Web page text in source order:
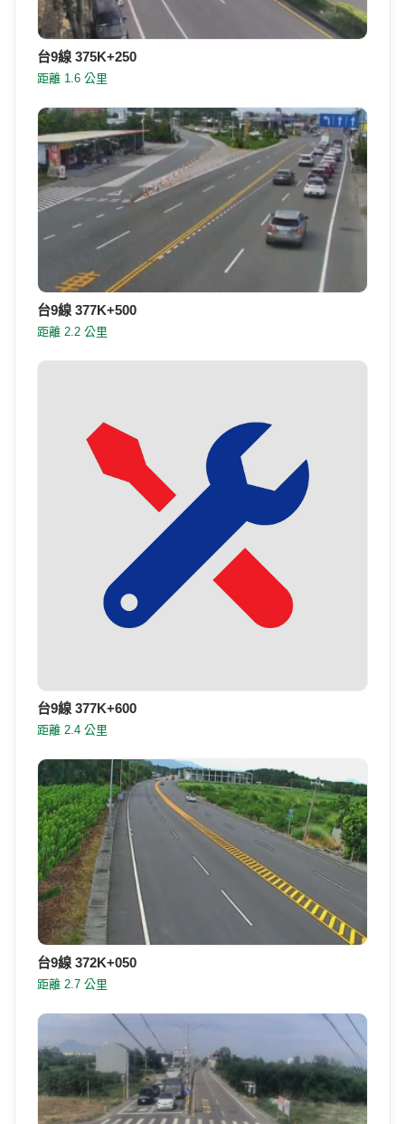
台9線 375K+250
距離 1.6 公里
台9線 377K+500
距離 2.2 公里
台9線 377K+600
距離 2.4 公里
台9線 372K+050
距離 2.7 公里